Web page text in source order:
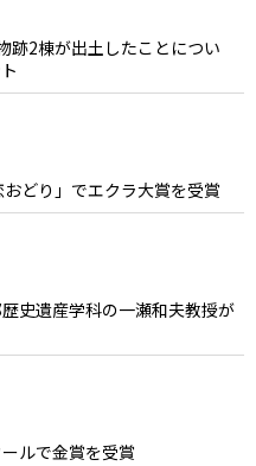
跡2棟が出土したことについ
どり」でエクラ大賞を受賞
史遺産学科の一瀬和夫教授が
ルで金賞を受賞